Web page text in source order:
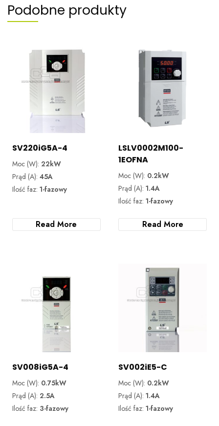
Podobne produkty
SV220iG5A-4
Moc (W): 22kW
Prąd (A): 45A
Ilość faz: 1-fazowy
Read More
LSLV0002M100-
1EOFNA
Moc (W): 0.2kW
Prąd (A):1.4A
Ilość faz:1-fazowy
Read More
SV008iG5A-4
Moc (W): 0.75kW
Prąd (A): 2.5A
Ilość faz: 3-fazowy
SV002iE5-C
Moc (W): 0.2kW
Prąd (A):1.4A
Ilość faz:1-fazowy